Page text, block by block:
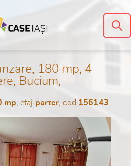
180 mp, 4
Bucium,
mp , etaj parter, cod 156143